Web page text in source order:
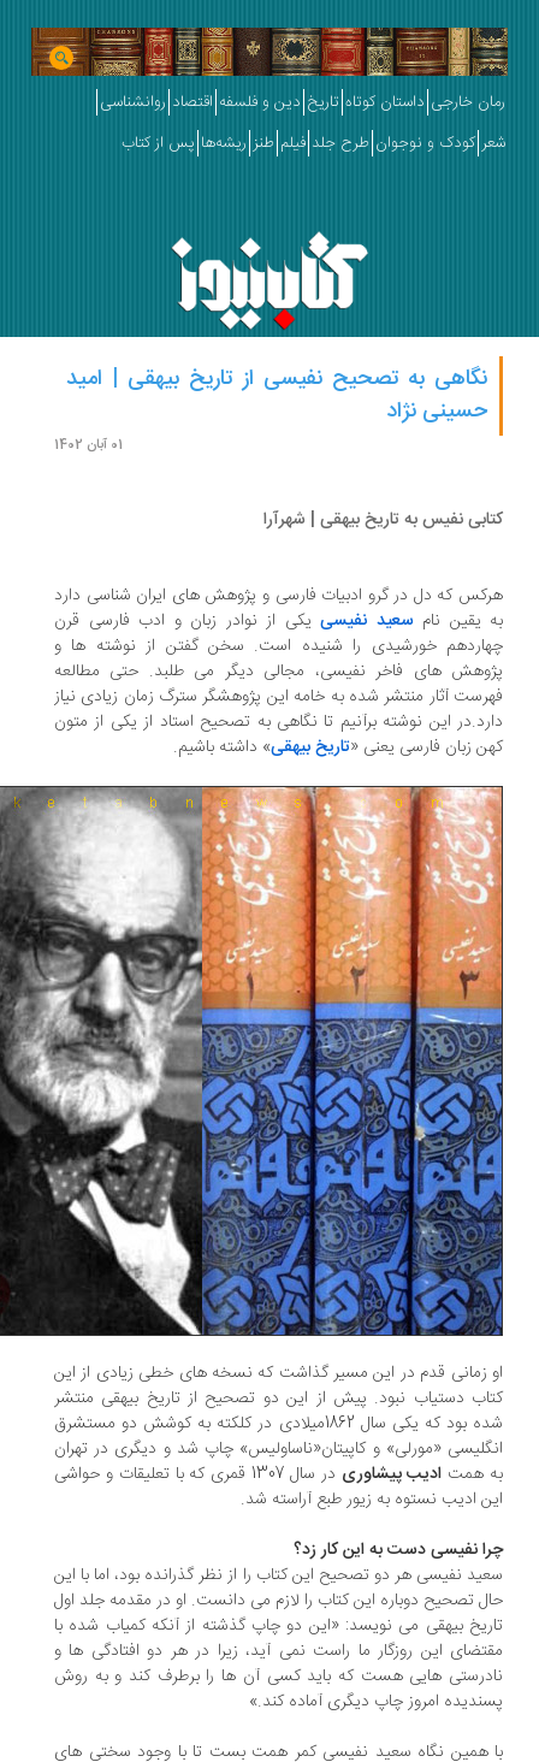
خارجی داستان کوتاه تاریخ دین و فلسفه اقتصاد روانشناسی
کودک و نوجوان طرح جلد فیلم طنز ریشه‌ها پس از کتاب
نگاهی به تصحیح نفیسی از تاریخ بیهقی | امید
حسینی نژاد
نفیس به تاریخ بیهقی | شهرآرا
که دل در گرو ادبیات فارسی و پژوهش های ایران شناسی دارد
یقین نامسعید نفیسی یکی از نوادر زبان و ادب فارسی قرن
خورشیدی را شنیده است. سخن گفتن از نوشته ها و
های فاخر نفیسی، مجالی دیگر می طلبد. حتی مطالعه
آثار منتشر شده به خامه این پژوهشگر سترگ زمان زیادی نیاز
این نوشته برآنیم تا نگاهی به تصحیح استاد از یکی از متون
زبان فارسی یعنی « تاریخ بیهقی» داشته باشیم.
زمانی قدم در این مسیر گذاشت که نسخه های خطی زیادی از این
دستیاب نبود. پیش از این دو تصحیح از تاریخ بیهقی منتشر
شده بود که یکی سال 1862میلادی در کلکته به کوشش دو مستشرق
«مورلی» و کاپیتان«ناساولیس» چاپ شد و دیگری در تهران
همت ادیب پیشاوری
در سال 1307 قمری که با تعلیقات و حواشی
ادیب نستوه به زیور طبع آراسته شد.
نفیسی دست به این کار زد؟
نفیسی هر دو تصحیح این کتاب را از نظر گذرانده بود، اما با این
تصحیح دوباره این کتاب را لازم می دانست. او در مقدمه جلد اول
بیهقی می نویسد: «این دو چاپ گذشته از آنکه کمیاب شده با
این روزگار ما راست نمی آید، زیرا در هر دو افتادگی ها و
هایی هست که باید کسی آن ها را برطرف کند و به روش
امروز چاپ دیگری آماده کند.»
همین نگاه سعید نفیسی کمر همت بست تا با وجود سختی های